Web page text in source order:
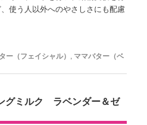
使う人以外へのやさしさにも配慮
ー（フェイシャル） , ママバター（ベ
グミルク ラベンダー＆ゼ